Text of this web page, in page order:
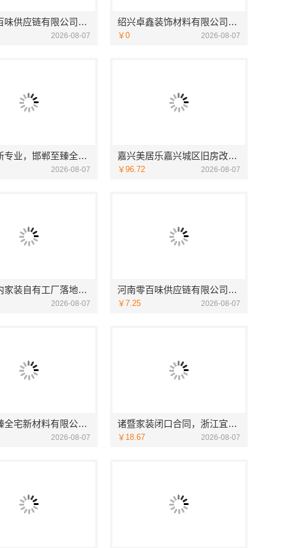
河南零百味供应链有限公司河南本地低成本量贩零食全域盈利
2026-08-07
绍兴卓鑫装饰材料有限公司提供绍兴越城区高性价比环保家装
￥0 2026-08-07
永年焕新专业，邯郸至臻全宅新材料有限公司专注全屋整装解决方案
2026-08-07
嘉兴美居乐嘉兴城区旧房改造哪家好
￥96.72 2026-08-07
旧房室内家装自有工厂落地福建尚艺空间新材料科技有限公司
2026-08-07
河南零百味供应链有限公司轻投入硬折扣零食长久经营
￥7.25 2026-08-07
邯郸至臻全宅新材料有限公司，健康翻新进口材料开启绿色人居
2026-08-07
诸暨家装闭口合同，浙江宜美嘉装饰让您放心
￥18.67 2026-08-07